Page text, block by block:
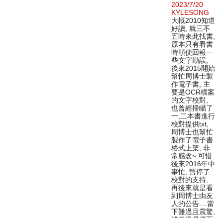
2023/7/20
KYLESONG
大概2010知道
好讀, 就三不
五時來此找書,
原本只有看書
時順便回報一
些文字勘誤,
後來2015開始
幫忙周博士製
作電子書, 主
要是OCR檔案
的文字校對,
也曾經掃瞄了
一,二本書進行
校對提供txt,
周博士也幫忙
製作了電子書
格式上架, 非
常感念~ 可惜
後來2016年中
事忙, 暫停了
校對的支持,
再後來就是看
到周博士由友
人的公告....當
下難過且震驚,